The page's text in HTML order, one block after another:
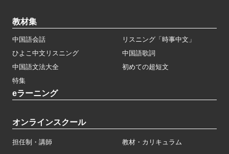
教材集
中国語会話
リスニング「時事中文」
ひよこ中文リスニング
中国語歌詞
中国語文法大全
初めての超短文
特集
eラーニング
オンラインスクール
担任制・講師 教材・カリキュラム